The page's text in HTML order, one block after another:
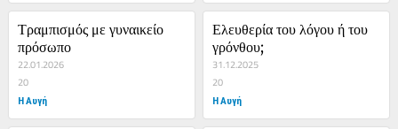
Τραμπισμός με γυναικείο
πρόσωπο
22.01.2026
20
Η Αυγή
Ελευθερία του λόγου ή του
γρόνθου;
31.12.2025
20
Η Αυγή